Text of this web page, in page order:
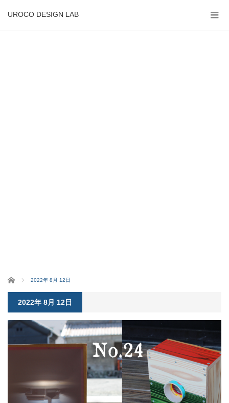
UROCO DESIGN LAB
ホーム 2022年 8月 12日
2022年 8月 12日